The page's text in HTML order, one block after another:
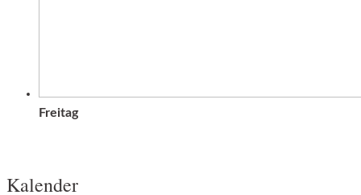
Freitag
Kalender